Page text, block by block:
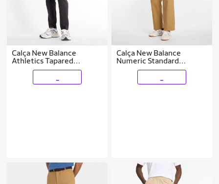
Calça New Balance
Athletics Tapared
Masculina
Calça New Balance
Numeric Standard
Masculino